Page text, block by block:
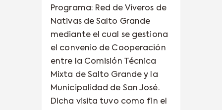
Programa: Red de Viveros de
Nativas de Salto Grande
mediante el cual se gestiona
el convenio de Cooperación
entre la Comisión Técnica
Mixta de Salto Grande y la
Municipalidad de San José.
Dicha visita tuvo como fin el